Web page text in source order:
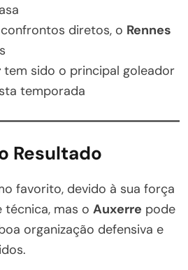
diretos, o Rennes
tem sido o principal goleador
temporada
Resultado
favorito, devido à sua força
técnica, mas o Auxerre pode
organização defensiva e